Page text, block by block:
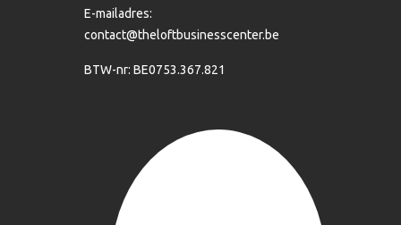
E-mailadres:
contact@theloftbusinesscenter.be
BTW-nr: BE0753.367.821